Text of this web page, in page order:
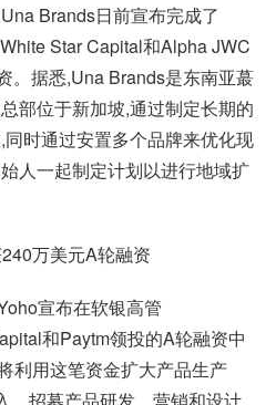
Brands日前宣布完成了
Star Capital和Alpha JWC
。据悉,Una Brands是东南亚蕞
部位于新加坡,通过制定长期的
时通过安置多个品牌来优化现
人一起制定计划以进行地域扩
万美元A轮融资
宣布在软银高管
和Paytm领投的A轮融资中
利用这笔资金扩大产品生产
，招募产品研发、营销和设计